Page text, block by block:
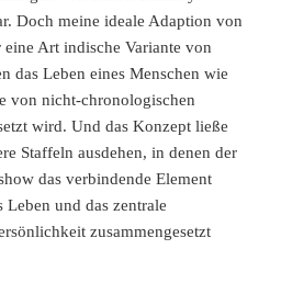
Doch meine ideale Adaption von
Art indische Variante von
das Leben eines Menschen wie
von nicht-chronologischen
wird. Und das Konzept ließe
Staffeln ausdehen, in denen der
das verbindende Element
Leben und das zentrale
zusammengesetzt